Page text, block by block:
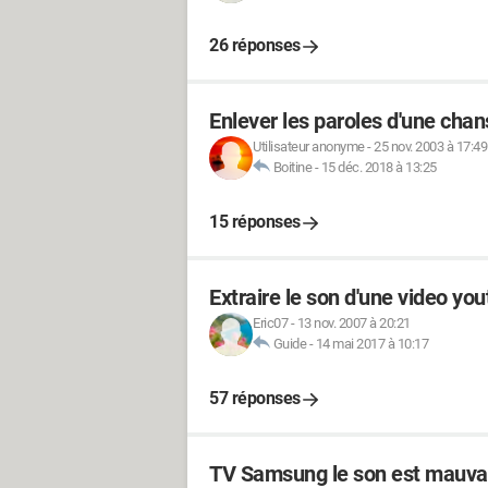
26 réponses
Enlever les paroles d'une
Utilisateur anonyme-25 nov. 2003 à 17:49
Boitine- 15 déc. 2018 à 13:25
15 réponses
Extraire le son d'une video
Eric07- 13 nov. 2007 à 20:21
Guide- 14 mai 2017 à 10:17
57 réponses
TV Samsung le son est